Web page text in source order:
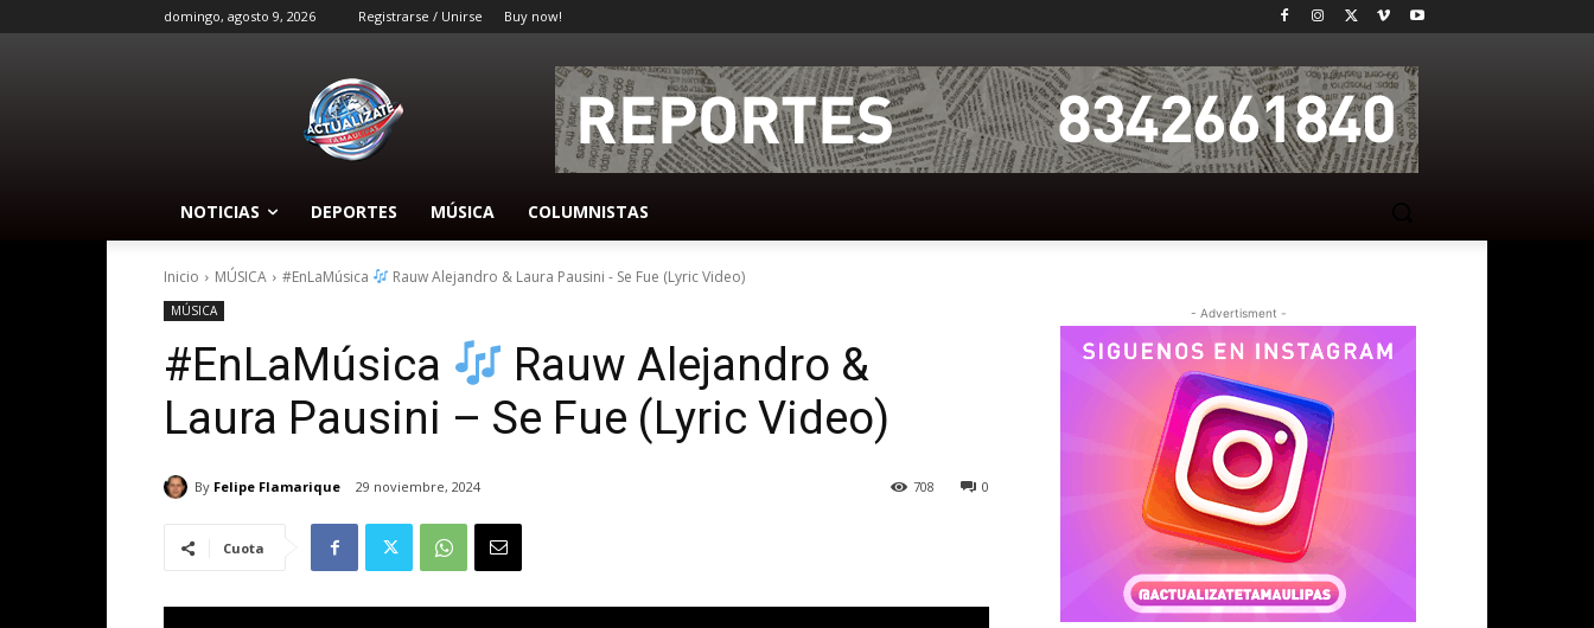
domingo, agosto 9, 2026 Registrarse / Unirse Buy now!
NOTICIAS DEPORTES MÚSICA COLUMNISTAS
Inicio MÚSICA #EnLaMúsica Rauw Alejandro & Laura Pausini - Se Fue (Lyric Video)
MÚSICA
#EnLaMúsica
Rauw Alejandro &
Laura Pausini – Se Fue (Lyric Video)
By Felipe Flamarique 29 noviembre, 2024 0
708
Cuota
- Advertisment -